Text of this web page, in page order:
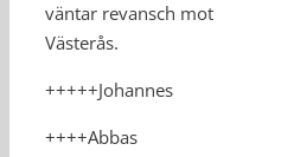
väntar revansch mot
Västerås.
+++++Johannes
++++Abbas